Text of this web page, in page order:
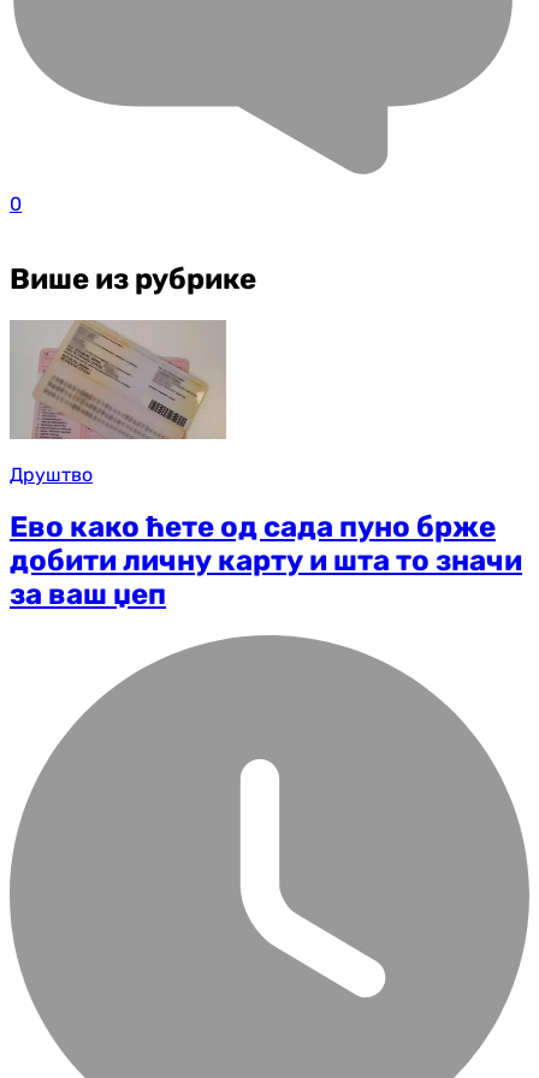
0
Више из рубрике
Друштво
Ево како ћете од сада пуно брже
добити личну карту и шта то значи
за ваш џеп